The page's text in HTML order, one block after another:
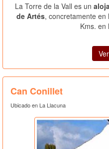
La Torre de la Vall es un
de Artés, concretamente en
Kms. en
Can Conillet
Ubicado en La Llacuna